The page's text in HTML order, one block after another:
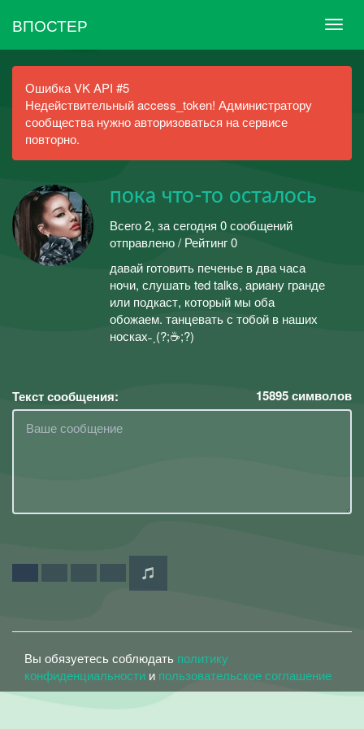
ВПОСТЕР
Ошибка VK API #5
Недействительный access_token! Администратору
сообщества нужно авторизоваться на сервисе
повторно.
пока что-то осталось
Всего 2, за сегодня 0 сообщений
отправлено / Рейтинг 0
давай готовить печенье в два часа
ночи, слушать ted talks, ариану гранде
или подкаст, который мы оба
обожаем. танцевать с тобой в наших
носках˗ˏ(?;☕;?)
Текст сообщения: 15895символов
Вы обязуетесь соблюдать политику
конфиденциальности и пользовательское соглашение